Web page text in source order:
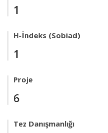
1
H-İndeks (Sobiad)
1
Proje
6
Tez Danışmanlığı